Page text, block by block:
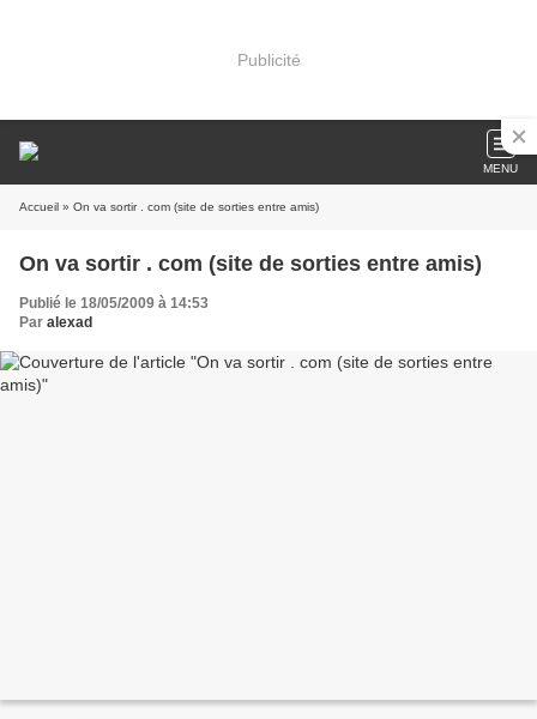
Publicité
MENU
Accueil » On va sortir . com (site de sorties entre amis)
On va sortir . com (site de sorties entre amis)
Publié le 18/05/2009 à 14:53
Par alexad